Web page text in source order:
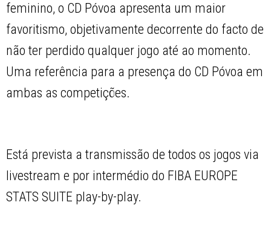
feminino, o CD Póvoa apresenta um maior
favoritismo, objetivamente decorrente do facto de
não ter perdido qualquer jogo até ao momento.
Uma referência para a presença do CD Póvoa em
ambas as competições.
Está prevista a transmissão de todos os jogos via
livestream e por intermédio do FIBA EUROPE
STATS SUITE play-by-play.